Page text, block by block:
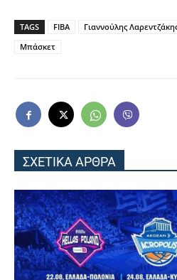
TAGS FIBA Γιαννούλης
Μπάσκετ
ΣΧΕΤΙΚΑ ΑΡΘΡΑ